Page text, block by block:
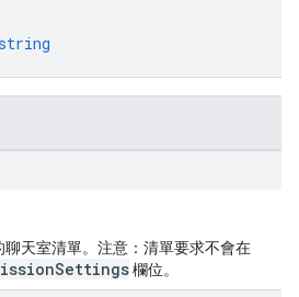
天室清單。注意：清單要求不會在
欄位。